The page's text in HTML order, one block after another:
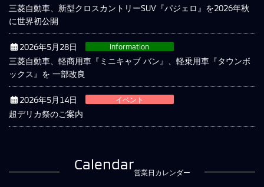
三菱自動車、新型クロスカントリーSUV『パジェロ』を2026年秋
に世界初公開
2026年5月28日 Information
三菱自動車、軽商用車『ミニキャブ バン』、軽乗用車『タウンボ
ックス』を 一部改良
2026年5月14日 イベント
超デリカ祭のご案内
Calendar営業日カレンダー